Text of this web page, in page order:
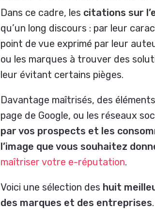
Dans ce cadre, les citations sur
qu’un long discours : par leur
point de vue exprimé par leur
ou les marques à trouver des
leur évitant certains pièges.
Davantage maîtrisés, des
page de Google, ou les réseaux
par vos prospects et les
l’image que vous souhaitez
maîtriser votre e-réputation.
Voici une sélection des huit
des marques et des entreprises.